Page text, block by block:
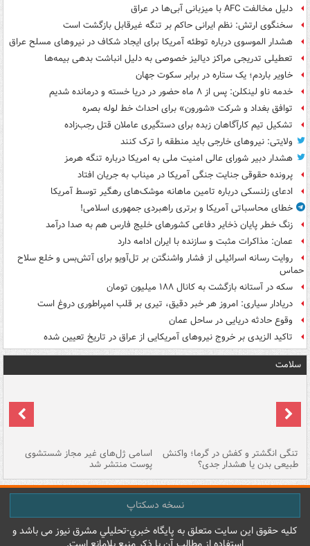
دلیل مخالفت AFC با میزبانی آبی‌ها در عراق
سخنگوی ارتش: نظم ایرانی حاکم بر تنگه غیرقابل بازگشت است
هشدار الموسوی درباره توطئه آمریکا برای ایجاد شکاف در نیروهای مسلح عراق
تعطیلی تدریجی مراکز دیالیز خصوصی به دلیل انباشت بدهی بیمه‌ها
خاویر باردم؛ یک ستاره در برابر سکوت جهان
خدمه ناو لینکلن: پس از ۸ ماه حضور در دریا خسته و درمانده‌ شدیم
توافق بغداد و شرکت «شورون» برای احداث خط لوله بصره
تشکیل تیم کارآگاهان زبده برای دستگیری عاملان قتل رجب‌زاده
ولایتی: نیروهای خارجی باید منطقه را ترک کنند
هشدار دبیر شورای عالی امنیت ملی به امریکا درباره تنگه هرمز
پرونده حقوقی جنایت جنگی آمریکا در میناب به جریان افتاد
ادعای زلنسکی درباره تامین ماهانه موشک‌های رهگیر توسط آمریکا
خطای محاسباتی آمریکا و برتری راهبردی جمهوری اسلامی!
زنگ خطر پایان ذخایر دفاعی کشورهای خلیج فارس هم به صدا درآمد
عمان: مذاکرات مثبت و سازنده با ایران ادامه دارد
روایت رسانه اسرائیلی از فشار واشنگتن بر تل‌آویو برای آتش‌بس و خلع سلاح
حماس
سکه در آستانه بازگشت به کانال ۱۸۸ میلیون تومان
دریادار سیاری: امروز هر خبر دقیق، تیری بر قلب امپراطوری دروغ است
وقوع حادثه دریایی در ساحل عمان
تاکید الزیدی بر خروج نیروهای آمریکایی از عراق در تاریخ تعیین شده
سلامت
تنگی انگشتر و کفش در گرما؛ واکنش
طبیعی بدن یا هشدار جدی؟
اسامی ژل‌های غیر مجاز شستشوی
پوست منتشر شد
نسخه دسکتاپ
کليه حقوق اين سايت متعلق به پایگاه خبري-تحليلي مشرق نيوز می باشد و